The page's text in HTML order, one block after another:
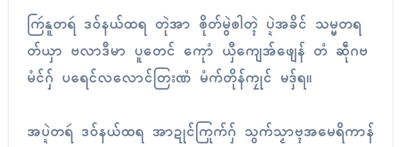
ကြဴနူတရဴ ဒဝ်နယ်ထရ တုဲအာ ၜိုတ်မွဲၜါတ္ၚဲ ပ္ဍဲအခိၚ် သမ္မတရ
တ်ယှာ ဗလာဒဳမာ ပူတေၚ် ကေုာံ ယှဳကျေအ်ဖျေန် တံ ဆဵုဂဗ
မံၚ်ဂှ် ပရေၚ်လလောၚ်တြးဏံ မံက်တိုန်ကၠုၚ် မဒှ်ရ။
အပ္ဍဲတရဴ ဒဝ်နယ်ထရ အာဍုၚ်ကြုက်ဂှ် သွက်သၟာဗ္ၚအမေရိကာန်